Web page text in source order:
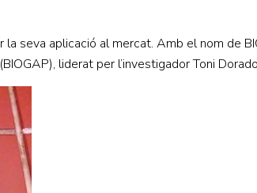
la seva aplicació al mercat. Amb el nom de
liderat per l’investigador Toni